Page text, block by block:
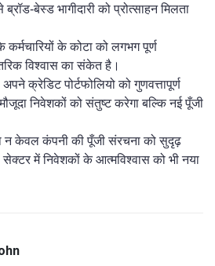
भागीदारी को प्रोत्साहन मिलता
के कोटा को लगभग पूर्ण
विश्वास का संकेत है।
क्रेडिट पोर्टफोलियो को गुणवत्तापूर्ण
निवेशकों को संतुष्ट करेगा बल्कि नई पूँजी
केवल कंपनी की पूँजी संरचना को सुदृढ़
सेक्टर में निवेशकों के आत्मविश्वास को भी नया